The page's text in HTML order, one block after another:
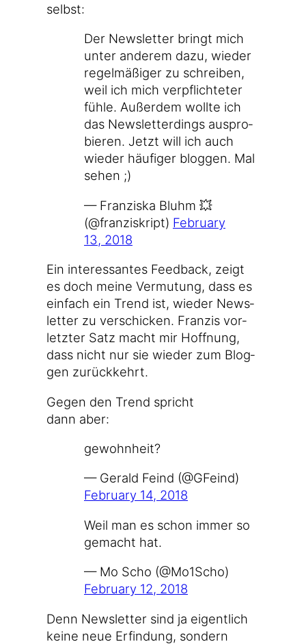
selbst:
Der News­let­ter bringt mich
unter ande­rem dazu, wie­der
regel­mä­ßi­ger zu schrei­ben,
weil ich mich ver­pflich­te­ter
füh­le. Außer­dem woll­te ich
das News­let­ter­dings aus­pro­
bie­ren. Jetzt will ich auch
wie­der häu­fi­ger blog­gen. Mal
sehen ;)
— Fran­zis­ka Bluhm 💥
(@franziskript) Febru­ary
13, 2018
Ein inter­es­san­tes Feed­back, zeigt
es doch mei­ne Ver­mu­tung, dass es
ein­fach ein Trend ist, wie­der News­
let­ter zu ver­schi­cken. Fran­zis vor­
letz­ter Satz macht mir Hoff­nung,
dass nicht nur sie wie­der zum Blog­
gen zurückkehrt.
Gegen den Trend spricht
dann aber:
gewohn­heit?
— Gerald Feind (@GFeind)
Febru­ary 14, 2018
Weil man es schon immer so
gemacht hat.
— Mo Scho (@Mo1Scho)
Febru­ary 12, 2018
Denn News­let­ter sind ja eigent­lich
kei­ne neue Erfin­dung, son­dern